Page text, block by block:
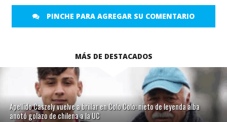
PINCHE PARA AGREGAR SU COMENTARIO
MÁS DE DESTACADOS
Apellido Caszely vuelve a brillar en Colo Colo: nieto de leyenda alba
anotó golazo de chilena a la UC